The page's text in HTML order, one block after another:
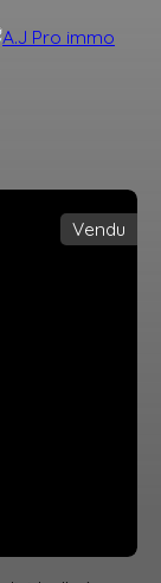
Vendu